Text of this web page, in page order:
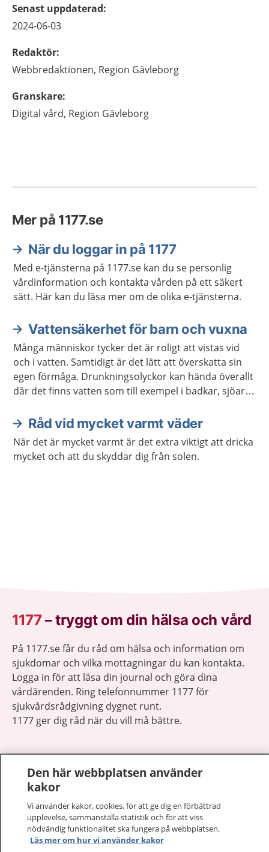
Senast uppdaterad:
2024-06-03
Redaktör:
Webbredaktionen, Region Gävleborg
Granskare:
Digital vård, Region Gävleborg
Mer på 1177.se
När du loggar in på 1177
Med e-tjänsterna på 1177.se kan du se personlig
vårdinformation och kontakta vården på ett säkert
sätt. Här kan du läsa mer om de olika e-tjänsterna.
Vattensäkerhet för barn och vuxna
Många människor tycker det är roligt att vistas vid
och i vatten. Samtidigt är det lätt att överskatta sin
egen förmåga. Drunkningsolyckor kan hända överallt
där det finns vatten som till exempel i badkar, sjöar,
Råd vid mycket varmt väder
När det är mycket varmt är det extra viktigt att dricka
mycket och att du skyddar dig från solen.
1177–tryggt om din hälsa och vård
På 1177.se får du råd om hälsa och information om
sjukdomar och vilka mottagningar du kan kontakta.
Logga in för att läsa din journal och göra dina
vårdärenden. Ring telefonnummer 1177 för
sjukvårdsrådgivning dygnet runt.
1177 ger dig råd när du vill må bättre.
1177 på flera språk
Om 1177
Den här webbplatsen använder
kakor
Vi använder kakor, cookies, för att ge dig en förbättrad
upplevelse, sammanställa statistik och för att viss
nödvändig funktionalitet ska fungera på webbplatsen.
Läs mer om hur vi använder kakor